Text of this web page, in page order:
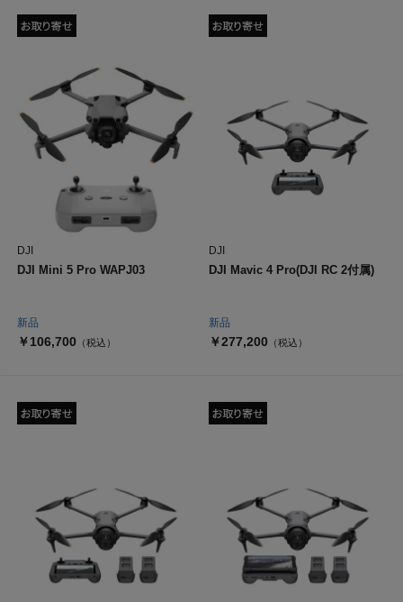
新品
DJI
DJI Mini 5 Pro WAPJ03
￥106,700 （税込）
新品
DJI
DJI Mavic 4 Pro(DJI RC 2付属)
￥277,200 （税込）